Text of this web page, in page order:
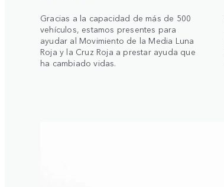
Gracias a la capacidad de más de 500
vehículos, estamos presentes para
ayudar al Movimiento de la Media Luna
Roja y la Cruz Roja a prestar ayuda que
ha cambiado vidas.